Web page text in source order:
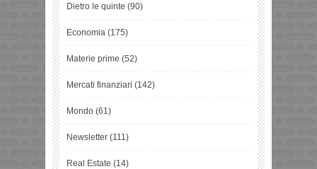
Dietro le quinte (90)
Economia (175)
Materie prime (52)
Mercati finanziari (142)
Mondo (61)
Newsletter (111)
Real Estate (14)